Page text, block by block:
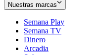
Nuestras marcas
Semana Play
Semana TV
Dinero
Arcadia